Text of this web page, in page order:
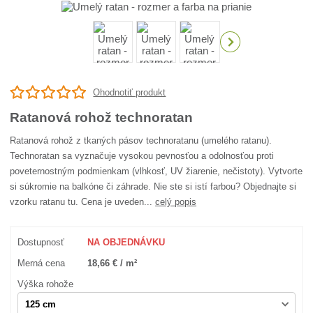
Ohodnotiť produkt
Ratanová rohož technoratan
Ratanová rohož z tkaných pásov technoratanu (umelého ratanu).
Technoratan sa vyznačuje vysokou pevnosťou a odolnosťou proti
poveternostným podmienkam (vlhkosť, UV žiarenie, nečistoty). Vytvorte
si súkromie na balkóne či záhrade. Nie ste si istí farbou? Objednajte si
vzorku ratanu tu. Cena je uveden...celý popis
Dostupnosť NA OBJEDNÁVKU
Merná cena 18,66 € / m²
Výška rohože